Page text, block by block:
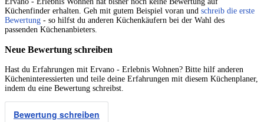
Küchenfinder erhalten. Geh mit gutem Beispiel voran und schreib die erste
Bewertung - so hilfst du anderen Küchenkäufern bei der Wahl des
passenden Küchenanbieters.
Neue Bewertung schreiben
Hast du Erfahrungen mit Ervano - Erlebnis Wohnen? Bitte hilf anderen
Kücheninteressierten und teile deine Erfahrungen mit diesem Küchenplaner,
indem du eine Bewertung schreibst.
Bewertung schreiben